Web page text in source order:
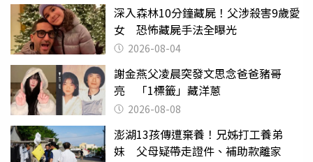
深入森林10分鐘藏屍！父涉殺害9歲愛
女 恐怖藏屍手法全曝光
2026-08-04
謝金燕父凌晨突發文思念爸爸豬哥
亮 「1標籤」藏洋蔥
2026-08-08
澎湖13孩傳遭棄養！兄姊打工養弟
妹 父母疑帶走證件、補助款離家